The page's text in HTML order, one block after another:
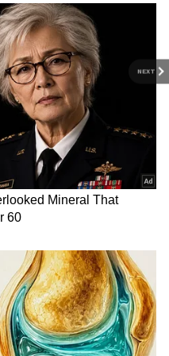
NEXT
அறிந்து